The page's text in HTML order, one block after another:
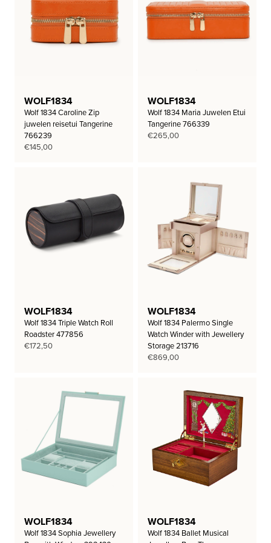
WOLF1834
Wolf 1834 Caroline Zip
juwelen reisetui Tangerine
766239
€145,00
WOLF1834
Wolf 1834 Maria Juwelen Etui
Tangerine 766339
€265,00
WOLF1834
Wolf 1834 Triple Watch Roll
Roadster 477856
€172,50
WOLF1834
Wolf 1834 Palermo Single
Watch Winder with Jewellery
Storage 213716
€869,00
WOLF1834
Wolf 1834 Sophia Jewellery
WOLF1834
Wolf 1834 Ballet Musical